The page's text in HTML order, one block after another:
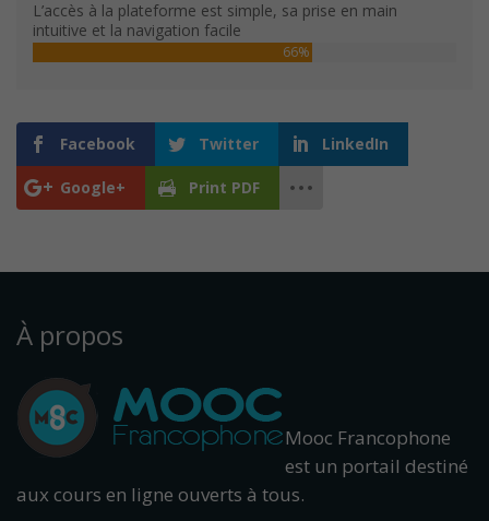
L’accès à la plateforme est simple, sa prise en main
intuitive et la navigation facile
66%
Facebook Twitter LinkedIn
Google+ Print PDF
À propos
Mooc Francophone
est un portail destiné
aux cours en ligne ouverts à tous.